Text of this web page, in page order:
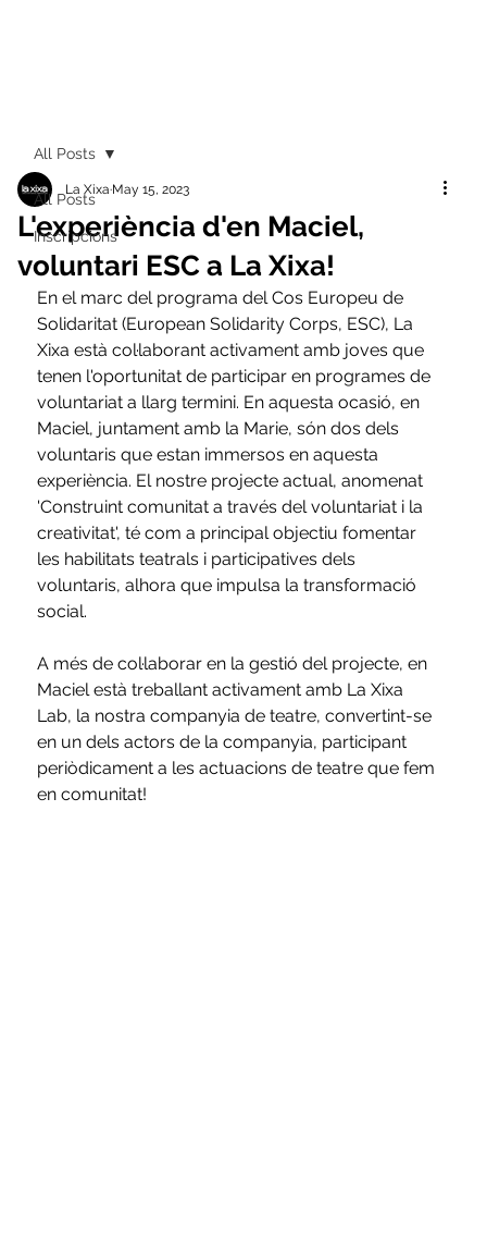
All Posts
Inscripcions
All Posts
L'experiència d'en Maciel,
voluntari ESC a La Xixa!
La Xixa May 15, 2023
En el marc del programa del Cos Europeu de
Solidaritat (European Solidarity Corps, ESC), La
Xixa està col·laborant activament amb joves que
tenen l'oportunitat de participar en programes de
voluntariat a llarg termini. En aquesta ocasió, en
Maciel, juntament amb la Marie, són dos dels
voluntaris que estan immersos en aquesta
experiència. El nostre projecte actual, anomenat
'Construint comunitat a través del voluntariat i la
creativitat', té com a principal objectiu fomentar
les habilitats teatrals i participatives dels
voluntaris, alhora que impulsa la transformació
social.
A més de col·laborar en la gestió del projecte, en
Maciel està treballant activament amb La Xixa
Lab, la nostra companyia de teatre, convertint-se
en un dels actors de la companyia, participant
periòdicament a les actuacions de teatre que fem
en comunitat!